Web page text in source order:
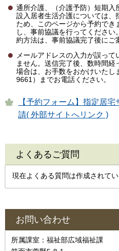
通所介護、（介護予防）短期
設入居者生活介護については、
ため、このページから予約で
し、事前協議を行ってくださ
約方法は、事前協議完了後にご
メールアドレスの入力が誤っ
ません。送信完了後、数時間
場合は、お手数をおかけいた
9661）までお電話ください。
【予約フォーム】指定居
請( 外部サイトへリンク )
よくあるご質問
現在よくある質問は作成されてい
お問い合わせ
所属課室：福祉部広域福祉課